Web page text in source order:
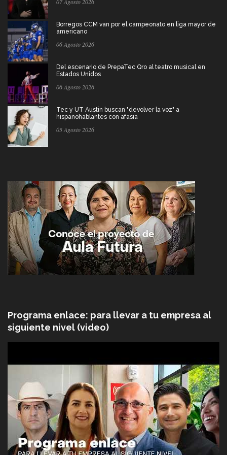
Borregos CCM van por el campeonato en liga mayor de
americano
06 Agosto 2026
Del escenario de PrepaTec Qro al teatro musical en
Estados Unidos
06 Agosto 2026
Tec y UT Austin buscan "devolver la voz" a
hispanohablantes con afasia
05 Agosto 2026
Programa enlace: para llevar a tu empresa al
siguiente nivel (video)